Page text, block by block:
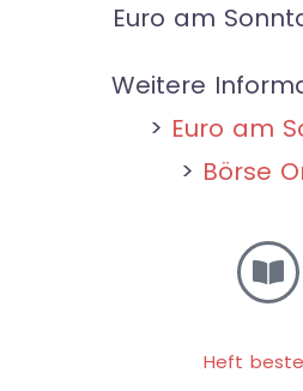
Euro am
Weitere
> Euro am
> Börse
Heft